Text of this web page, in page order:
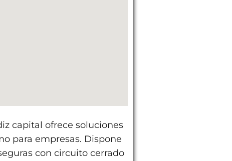
capital ofrece soluciones
para empresas. Dispone
con circuito cerrado